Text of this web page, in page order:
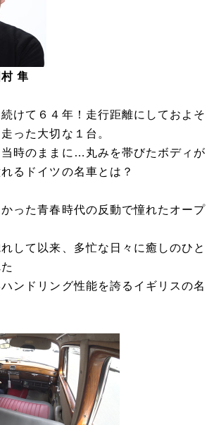
隼
けて６４年！走行距離にしておよそ
った大切な１台。
時のままに…丸みを帯びたボディが
るドイツの名車とは？
った青春時代の反動で憧れたオープ
して以来、多忙な日々に癒しのひと
ンドリング性能を誇るイギリスの名